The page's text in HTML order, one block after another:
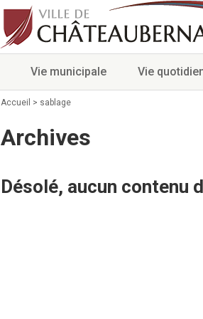
Vie municipale Vie
Accueil > sablage
Archives
Désolé, aucun contenu